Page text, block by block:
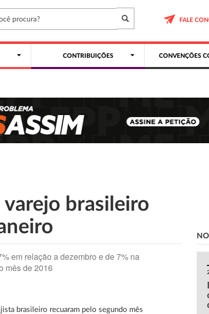
FALE
CONTRIBUIÇÕES CONVENÇÕES
varejo brasileiro
em relação a dezembro e de 7% na
mês de 2016
brasileiro recuaram pelo segundo mês